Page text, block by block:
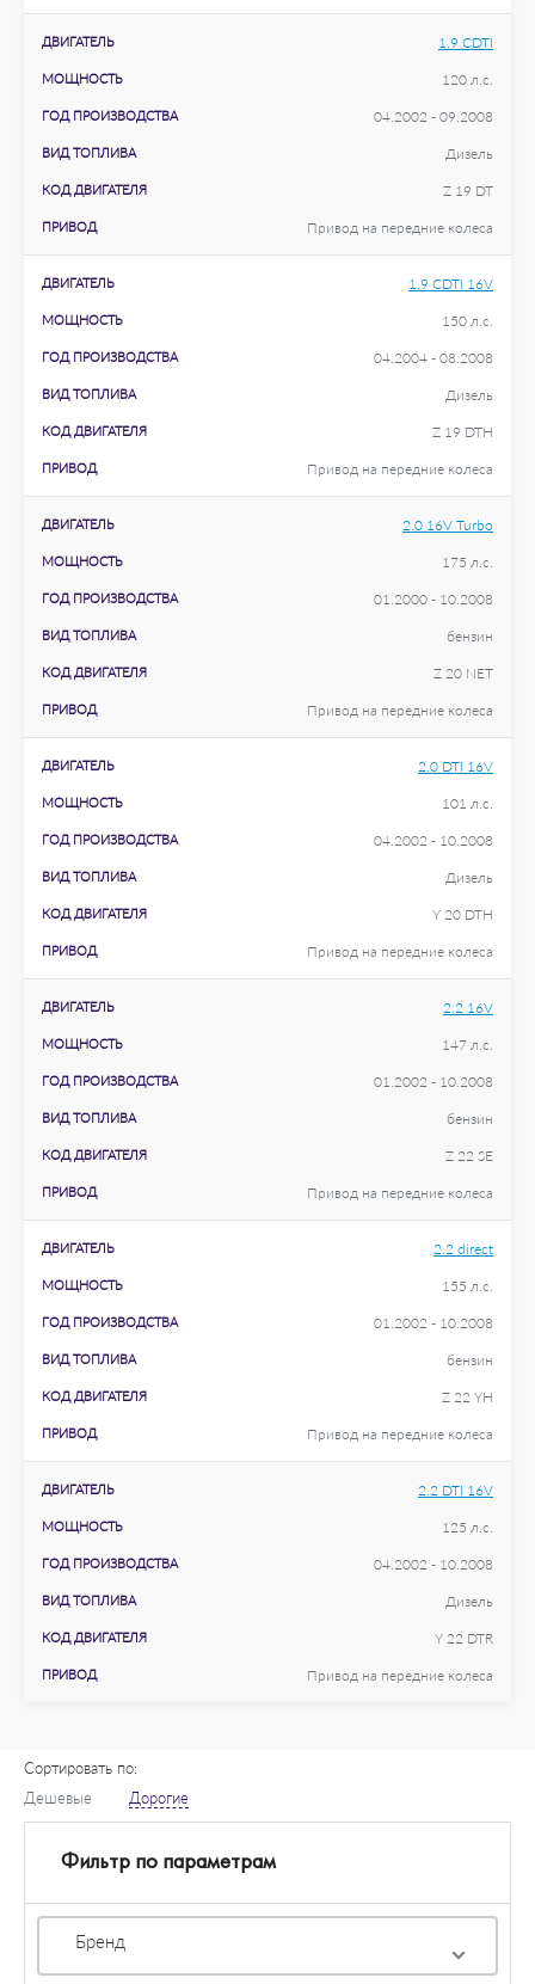
ДВИГАТЕЛЬ 1.9 CDTI
МОЩНОСТЬ 120 л.с.
ГОД ПРОИЗВОДСТВА 04.2002 - 09.2008
ВИД ТОПЛИВА Дизель
КОД ДВИГАТЕЛЯ Z 19 DT
ПРИВОД Привод на передние колеса
ДВИГАТЕЛЬ 1.9 CDTI 16V
МОЩНОСТЬ 150 л.с.
ГОД ПРОИЗВОДСТВА 04.2004 - 08.2008
ВИД ТОПЛИВА Дизель
КОД ДВИГАТЕЛЯ Z 19 DTH
ПРИВОД Привод на передние колеса
ДВИГАТЕЛЬ 2.0 16V Turbo
МОЩНОСТЬ 175 л.с.
ГОД ПРОИЗВОДСТВА 01.2000 - 10.2008
ВИД ТОПЛИВА бензин
КОД ДВИГАТЕЛЯ Z 20 NET
ПРИВОД Привод на передние колеса
ДВИГАТЕЛЬ 2.0 DTI 16V
МОЩНОСТЬ 101 л.с.
ГОД ПРОИЗВОДСТВА 04.2002 - 10.2008
ВИД ТОПЛИВА Дизель
КОД ДВИГАТЕЛЯ Y 20 DTH
ПРИВОД Привод на передние колеса
ДВИГАТЕЛЬ 2.2 16V
МОЩНОСТЬ 147 л.с.
ГОД ПРОИЗВОДСТВА 01.2002 - 10.2008
ВИД ТОПЛИВА бензин
КОД ДВИГАТЕЛЯ Z 22 SE
ПРИВОД Привод на передние колеса
ДВИГАТЕЛЬ 2.2 direct
МОЩНОСТЬ 155 л.с.
ГОД ПРОИЗВОДСТВА 01.2002 - 10.2008
ВИД ТОПЛИВА бензин
КОД ДВИГАТЕЛЯ Z 22 YH
ПРИВОД Привод на передние колеса
ДВИГАТЕЛЬ 2.2 DTI 16V
МОЩНОСТЬ 125 л.с.
ГОД ПРОИЗВОДСТВА 04.2002 - 10.2008
ВИД ТОПЛИВА Дизель
КОД ДВИГАТЕЛЯ Y 22 DTR
ПРИВОД Привод на передние колеса
Сортировать по:
Дешевые
Дорогие
Фильтр по параметрам
Бренд